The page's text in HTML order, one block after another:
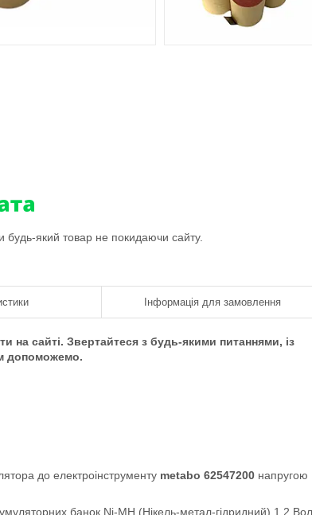
будь-який товар не покидаючи сайту.
Інформація для замовлення
сайті. Звертайтеся з будь-якими питаннями, із
допоможемо.
до електроінструменту metabo 62547200 напругою
банок Ni-MH (Нікель-метал-гідридний) 1.2